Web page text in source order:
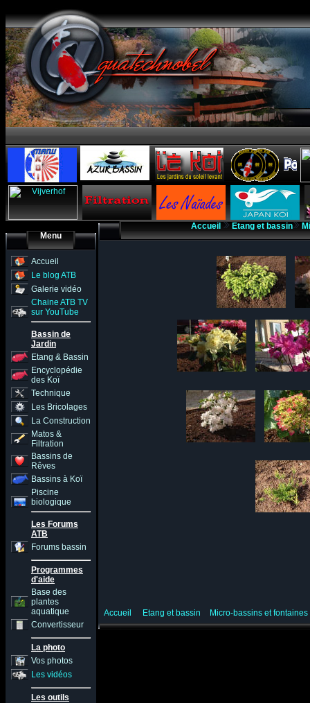
Menu
Accueil
Le blog ATB
Galerie vidéo
Chaine ATB TV
sur YouTube
Bassin de
Jardin
Etang & Bassin
Encyclopédie
des Koï
Technique
Les Bricolages
La Construction
Matos &
Filtration
Bassins de
Rêves
Bassins à Koï
Piscine
biologique
Les Forums
ATB
Forums bassin
Programmes
d'aide
Base des
plantes
aquatique
Convertisseur
La photo
Vos photos
Les vidéos
Les outils
Accueil Etang et bassin
Accueil Etang et bassin Micro-bassins et fontaines